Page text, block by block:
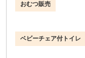
おむつ販売
ベビーチェア付トイレ